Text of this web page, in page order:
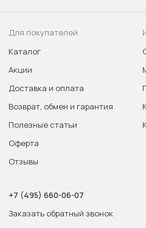
Для покупателей
Каталог
Акции
Доставка и оплата
Возврат, обмен и гарантия
Полезные статьи
Оферта
Отзывы
+7 (495) 660-06-07
Заказать обратный звонок